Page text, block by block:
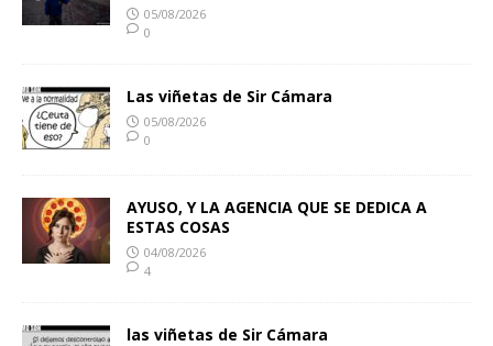
05/08/2026
0
Las viñetas de Sir Cámara
05/08/2026
0
AYUSO, Y LA AGENCIA QUE SE DEDICA A
ESTAS COSAS
04/08/2026
4
las viñetas de Sir Cámara